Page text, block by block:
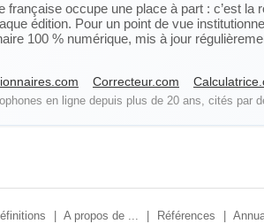
française occupe une place à part : c’est
édition. Pour un point de vue
100 % numérique, mis à jour
Correcteur.com
en ligne depuis plus de 20 ans, cités par
A propos de ... Références